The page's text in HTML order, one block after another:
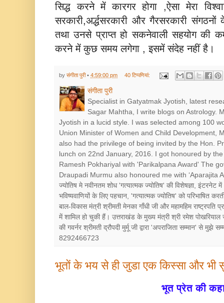
सिद्ध करने में कारगर होगा ,ऐसा मेरा
सरकारी,अर्द्धसरकारी और गैरसरकारी
तथा उनसे प्राप्त हो सकनेवाली सहयोग की
करने में कुछ समय लगेगा , इसमें संदेह नहीं है।
by संगीता पुरी• 4:59:00 pm 40 टिप्‍पणियां:
संगीता पुरी
Specialist in Gatyatmak Jyotish, latest
Sagar Mahtha, I write blogs on Astrology.
Jyotish in a lucid style. I was selected among 100
Union Minister of Women and Child Development,
also had the privilege of being invited by the Hon.
lunch on 22nd January, 2016. I got honoured by
Ramesh Pokhariyal with 'Parikalpana Award' The
Draupadi Murmu also honoured me with ‘Aparajita
ज्योतिष मे नवीनतम शोध 'गत्यात्मक ज्योतिष' की विशेषज्ञा,
भविष्यवाणियों के लिए पहचान, 'गत्यात्मक ज्योतिष' को परिभाषित
बाल-विकास मंत्री श्रीमती मेनका गाँधी जी और महामहिम
में शामिल हो चुकी हैं। उत्तराखंड के मुख्य मंत्री श्री रमेश पोखरियाल
की गवर्नर श्रीमती द्रौपदी मुर्मू जी द्वारा 'अपराजिता सम्मान' से
8292466723
भूतों के भय से ही जुडा एक किस्‍सा और भी
भूत प्रेत की